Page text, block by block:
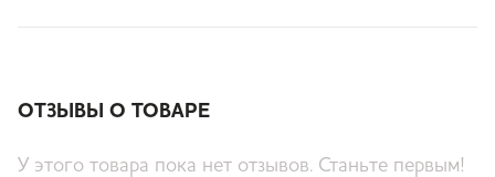
ОТЗЫВЫ О ТОВАРЕ
У этого товара пока нет отзывов. Станьте первым!